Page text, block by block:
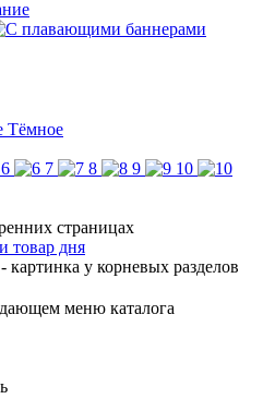
Тёмное
6 7 8 9
10
страницах
товар дня
у корневых разделов
меню каталога